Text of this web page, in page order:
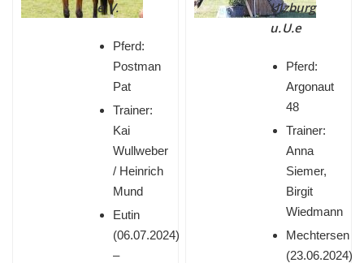
e.V.
Pferd:
Postman
Pat
Trainer:
Kai
Wullweber
/ Heinrich
Mund
Eutin
(06.07.2024)
–
Ulzburg
u.U.e
Pferd:
Argonaut
48
Trainer:
Anna
Siemer,
Birgit
Wiedmann
Mechtersen
(23.06.2024)